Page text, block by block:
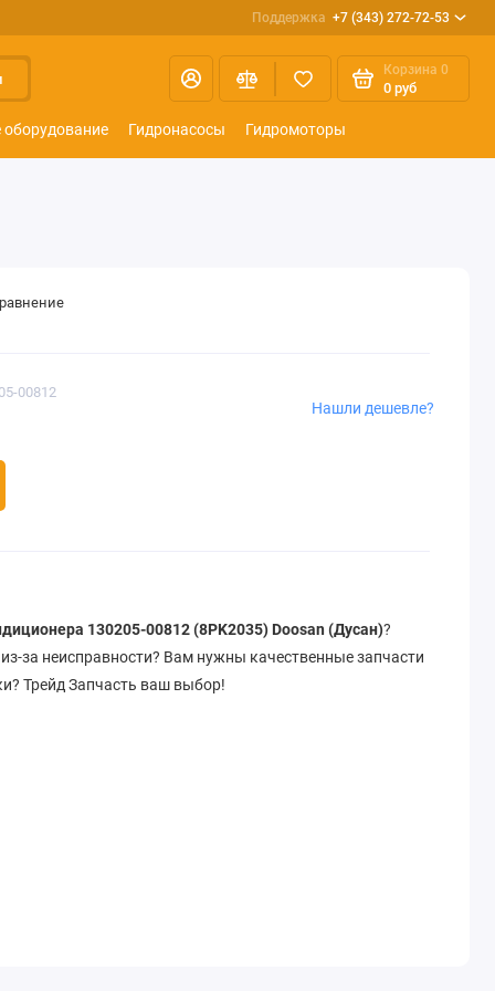
Поддержка +7 (343) 272-72-53
Корзина 0
0 руб
оборудование Гидронасосы Гидромоторы
00812
Нашли дешевле?
130205-00812 (8PK2035) Doosan (Дусан)?
за неисправности? Вам нужны качественные запчасти
Трейд Запчасть ваш выбор!